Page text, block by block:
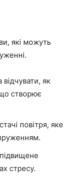
які можуть
як
створює
повітря, яке
стресу.